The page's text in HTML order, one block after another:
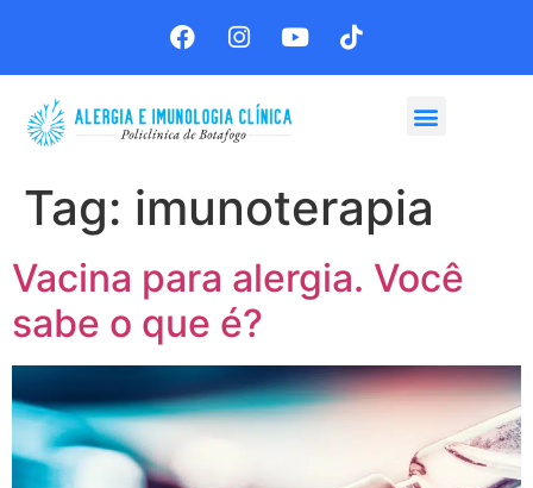
Tag: imunoterapia
Vacina para alergia. Você
sabe o que é?